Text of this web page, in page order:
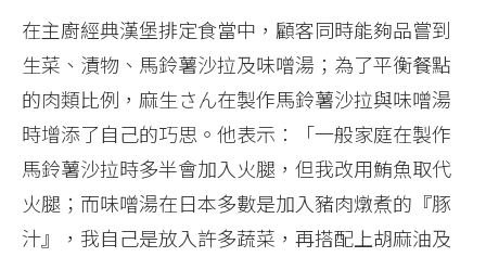
在主廚經典漢堡排定食當中，顧客同時能夠品嘗到
生菜、漬物、馬鈴薯沙拉及味噌湯；為了平衡餐點
的肉類比例，麻生さん在製作馬鈴薯沙拉與味噌湯
時增添了自己的巧思。他表示：「一般家庭在製作
馬鈴薯沙拉時多半會加入火腿，但我改用鮪魚取代
火腿；而味噌湯在日本多數是加入豬肉燉煮的『豚
汁』，我自己是放入許多蔬菜，再搭配上胡麻油及